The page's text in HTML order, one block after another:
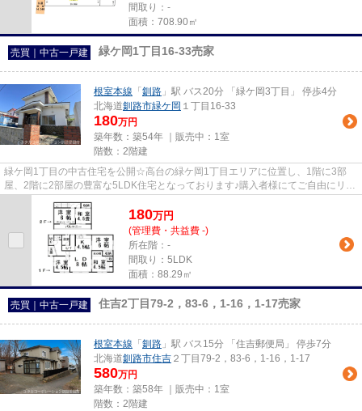
間取り：-
面積：708.90㎡
売買｜中古一戸建 緑ケ岡1丁目16-33売家
根室本線 「 釧路 」駅 バス20分 「緑ケ岡3丁目」 停歩4分
北海道釧路市緑ケ岡 １丁目16-33
180万円
築年数：築54年 ｜販売中： 1室
階数：2階建
緑ケ岡1丁目の中古住宅を公開☆高台の緑ケ岡1丁目エリアに位置し、1階に3部
屋、2階に2部屋の豊富な5LDK住宅となっております♪購入者様にてご自由にリフ
ォームを行い、借家運用、滞在用...
180万円
(管理費・共益費 -)
所在階：-
間取り：5LDK
面積：88.29㎡
売買｜中古一戸建 住吉2丁目79-2，83-6，1-16，1-17売家
根室本線 「 釧路 」駅 バス15分 「住吉郵便局」 停歩7分
北海道釧路市住吉 ２丁目79-2，83-6，1-16，1-17
580万円
築年数：築58年 ｜販売中： 1室
階数：2階建